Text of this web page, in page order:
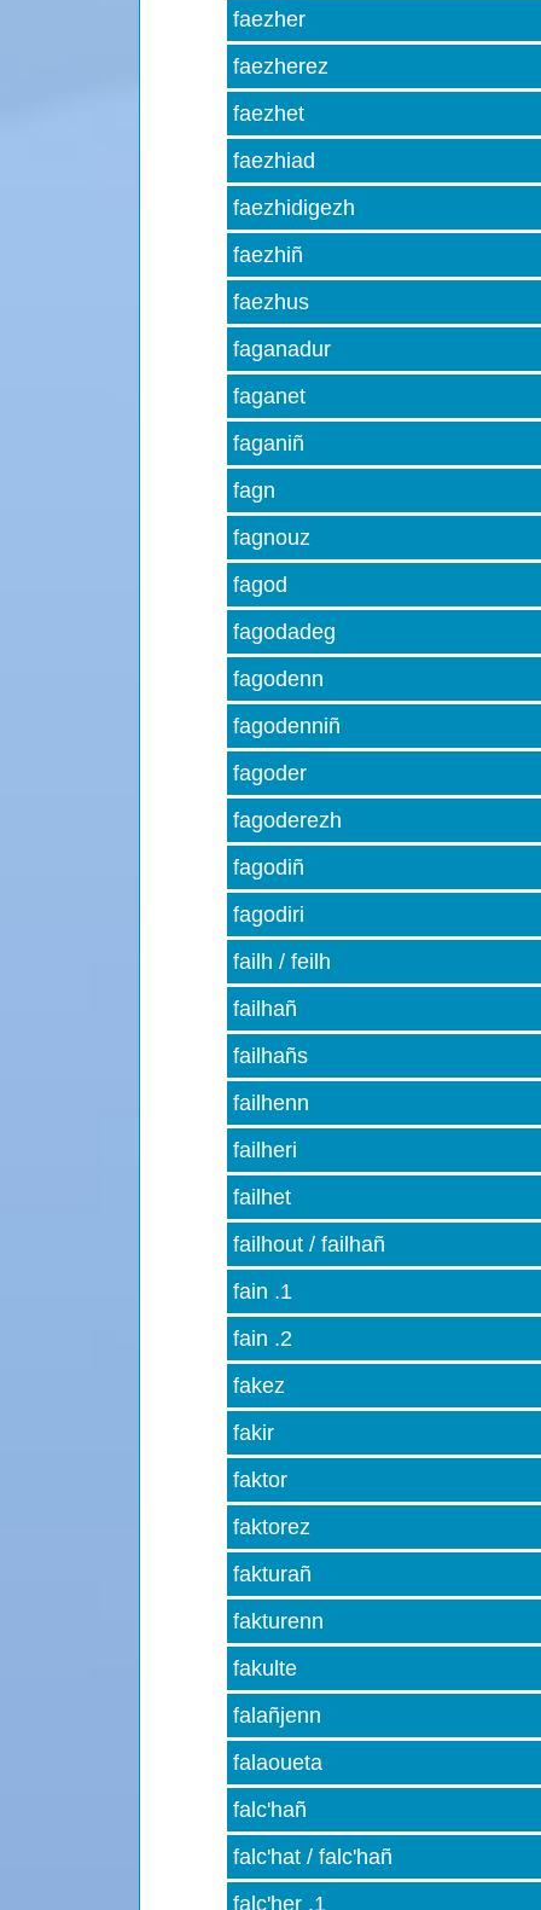
faezher
faezherez
faezhet
faezhiad
faezhidigezh
faezhiñ
faezhus
faganadur
faganet
faganiñ
fagn
fagnouz
fagod
fagodadeg
fagodenn
fagodenniñ
fagoder
fagoderezh
fagodiñ
fagodiri
failh / feilh
failhañ
failhañs
failhenn
failheri
failhet
failhout / failhañ
fain .1
fain .2
fakez
fakir
faktor
faktorez
fakturañ
fakturenn
fakulte
falañjenn
falaoueta
falc'hañ
falc'hat / falc'hañ
falc'her .1